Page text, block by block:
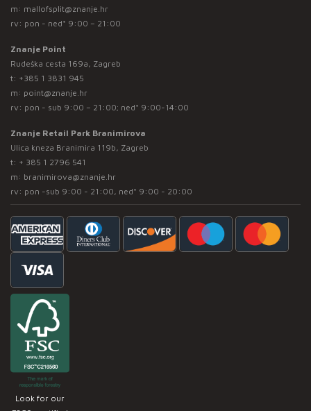
m: mallofsplit@znanje.hr
rv: pon - ned* 9:00 – 21:00
Znanje Point
Rudeška cesta 169a, Zagreb
t: +385 1 3831 945
m: point@znanje.hr
rv: pon - sub 9:00 – 21:00; ned* 9:00-14:00
Znanje Retail Park Branimirova
Ulica kneza Branimira 119b, Zagreb
t: + 385 1 2796 541
m: branimirova@znanje.hr
rv: pon -sub 9:00 - 21:00, ned* 9:00 - 20:00
Look for our